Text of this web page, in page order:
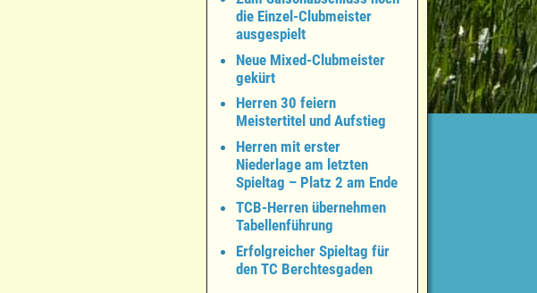
die Einzel-Clubmeister
ausgespielt
Neue Mixed-Clubmeister
gekürt
Herren 30 feiern
Meistertitel und Aufstieg
Herren mit erster
Niederlage am letzten
Spieltag – Platz 2 am Ende
TCB-Herren übernehmen
Tabellenführung
Erfolgreicher Spieltag für
den TC Berchtesgaden